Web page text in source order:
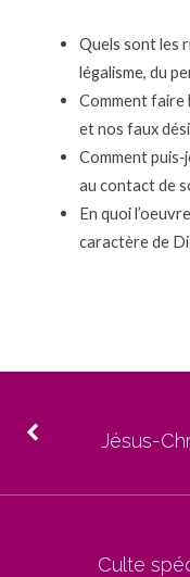
Quels sont les
légalisme, du
Comment faire
et nos faux
Comment
au contact de
En quoi
caractère de
Jésus-
Culte